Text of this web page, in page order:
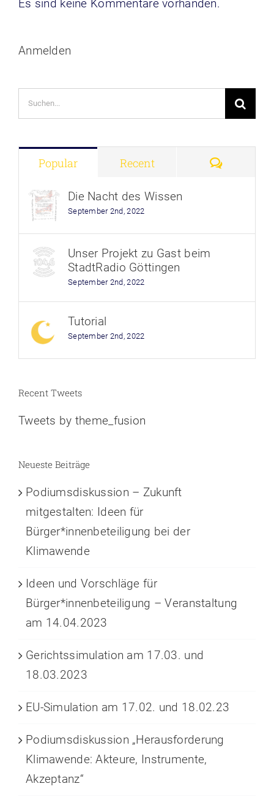
Es sind keine Kommentare vorhanden.
Anmelden
Suche
nach:
Popular Recent
Die Nacht des Wissen
September 2nd, 2022
Unser Projekt zu Gast beim
StadtRadio Göttingen
September 2nd, 2022
Tutorial
September 2nd, 2022
Recent Tweets
Tweets by theme_fusion
Neueste Beiträge
Podiumsdiskussion – Zukunft
mitgestalten: Ideen für
Bürger*innenbeteiligung bei der
Klimawende
Ideen und Vorschläge für
Bürger*innenbeteiligung – Veranstaltung
am 14.04.2023
Gerichtssimulation am 17.03. und
18.03.2023
EU-Simulation am 17.02. und 18.02.23
Podiumsdiskussion „Herausforderung
Klimawende: Akteure, Instrumente,
Akzeptanz“